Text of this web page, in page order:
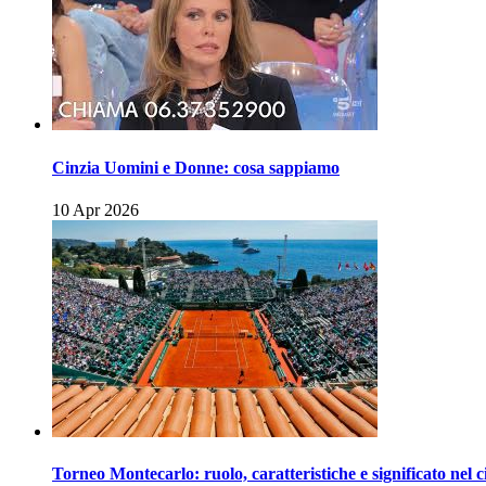
Cinzia Uomini e Donne: cosa sappiamo
10 Apr 2026
Torneo Montecarlo: ruolo, caratteristiche e significato nel